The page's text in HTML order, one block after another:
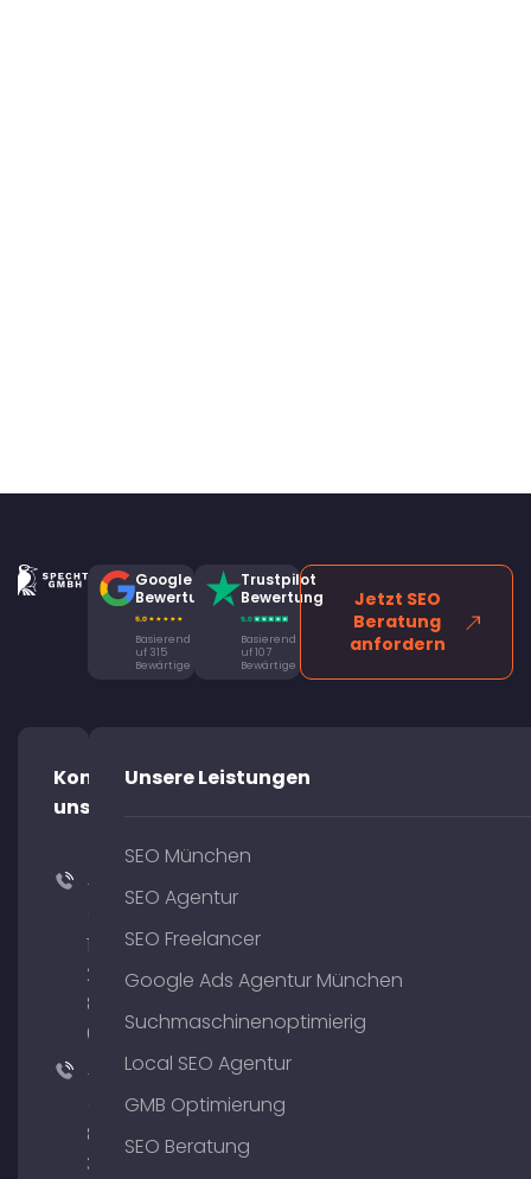
Google
Bewertung
Basierend
uf 315
Bewärtige
Trustpilot
Bewertung
Basierend
uf 107
Bewärtige
Jetzt SEO
Beratung
anfordern
Kontaktiere
uns!
+49
176
204
801
64
+49
89
380
Unsere Leistungen
SEO München
SEO Agentur
SEO Freelancer
Google Ads Agentur München
Suchmaschinenoptimierig
Local SEO Agentur
GMB Optimierung
SEO Beratung